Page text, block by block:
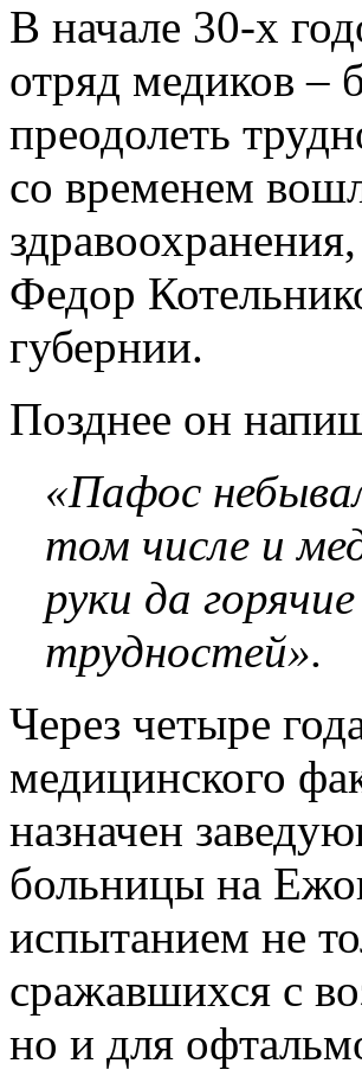
В начале 30-х
отряд медиков –
преодолеть
со временем
Федор
губернии.
Позднее он
«Пафос
том числе и
руки да
трудностей».
Через четыре
медицинского
назначен
больницы на
испытанием не
сражавшихся с
но и для